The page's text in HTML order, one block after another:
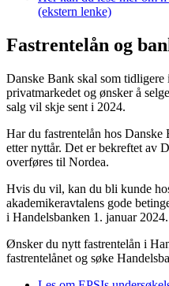
(ekstern lenke)
Fastrentelån og
Danske Bank skal som
privatmarkedet og ønsker å
salg vil skje sent i 2024.
Har du fastrentelån hos Danske
etter nyttår. Det er bekreftet av
overføres til Nordea.
Hvis du vil, kan du bli kunde
akademikeravtalens gode
i Handelsbanken 1. januar 2024.
Ønsker du nytt fastrentelån i
fastrentelånet og søke